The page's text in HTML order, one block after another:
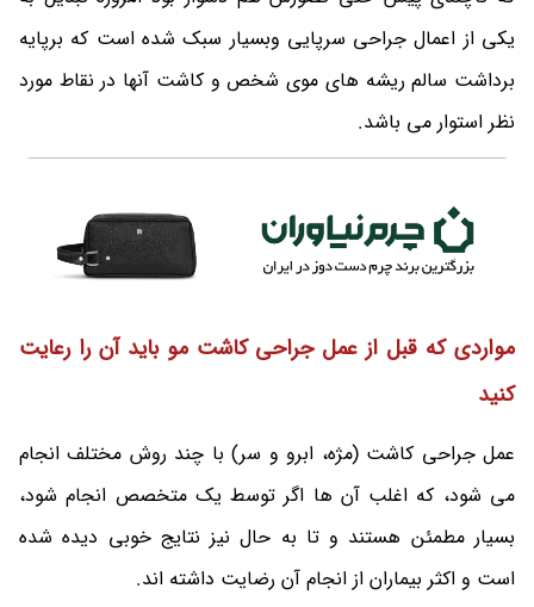
یکی از اعمال جراحی سرپایی وبسیار سبک شده است که برپایه
برداشت سالم ریشه های موی شخص و کاشت آنها در نقاط مورد
نظر استوار می باشد.
مواردی که قبل از عمل جراحی کاشت مو باید آن را رعایت
کنید
عمل جراحی کاشت (مژه، ابرو و سر) با چند روش مختلف انجام
می شود، که اغلب آن ها اگر توسط یک متخصص انجام شود،
بسیار مطمئن هستند و تا به حال نیز نتایج خوبی دیده شده
است و اکثر بیماران از انجام آن رضایت داشته اند.